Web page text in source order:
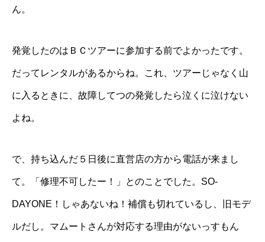
ん。
発覚したのはＢＣツアーに参加する前でよかったです。
だってレンタルがあるからね。これ、ツアーじゃなく山
に入るときに、故障してつの発覚したら泣くに泣けない
よね。
で、持ち込んだ５日後に直営店の方から電話が来まし
て。「修理不可したー！」とのことでした。SO-
DAYONE！しゃあないね！補償も切れているし、旧モデ
ルだし。マムートさんが対応する理由がないっすもん